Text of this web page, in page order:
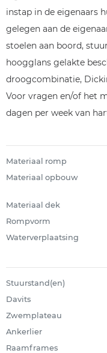
instap in de eigenaars
gelegen aan de
stoelen aan boord,
hoogglans gelakte
droogcombinatie,
Voor vragen en/of het
dagen per week van
Materiaal romp
Materiaal opbouw
Materiaal dek
Rompvorm
Waterverplaatsing
Stuurstand(en)
Davits
Zwemplateau
Ankerlier
Raamframes